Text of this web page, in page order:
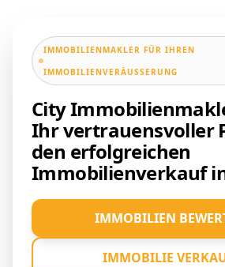
IMMOBILIENMAKLER FÜR IHREN
IMMOBILIENVERÄUSSERUNG
City
Ihr vertrauensvoller
den erfolgreichen
Immobilienverkauf
IMMOBILIEN
IMMOBILIE